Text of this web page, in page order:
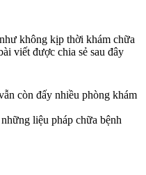
không kịp thời khám chữa
viết được chia sẻ sau đây
còn đấy nhiều phòng khám
liệu pháp chữa bệnh